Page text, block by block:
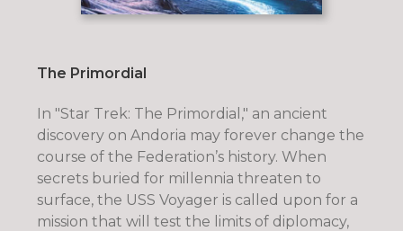
The Primordial
In "Star Trek: The Primordial," an ancient
discovery on Andoria may forever change the
course of the Federation’s history. When
secrets buried for millennia threaten to
surface, the USS Voyager is called upon for a
mission that will test the limits of diplomacy,